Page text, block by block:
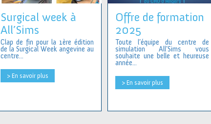
Surgical week à
All’Sims
Clap de fin pour la 1ère édition
de la Surgical Week angevine au
centre...
> En savoir plus
Offre de formation
2025
Toute l’équipe du centre de
simulation All’Sims vous
souhaite une belle et heureuse
année...
> En savoir plus